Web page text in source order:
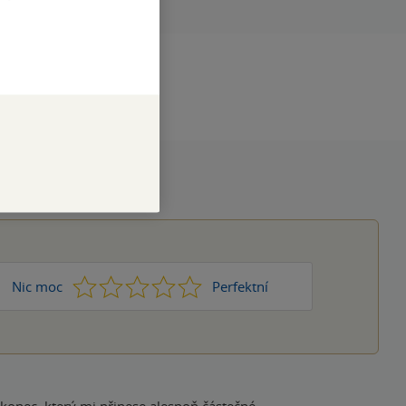
Nic moc 1 2 3 4 Perfektní
5